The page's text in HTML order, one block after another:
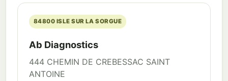
84800 ISLE SUR LA SORGUE
Ab Diagnostics
444 CHEMIN DE CREBESSAC SAINT
ANTOINE